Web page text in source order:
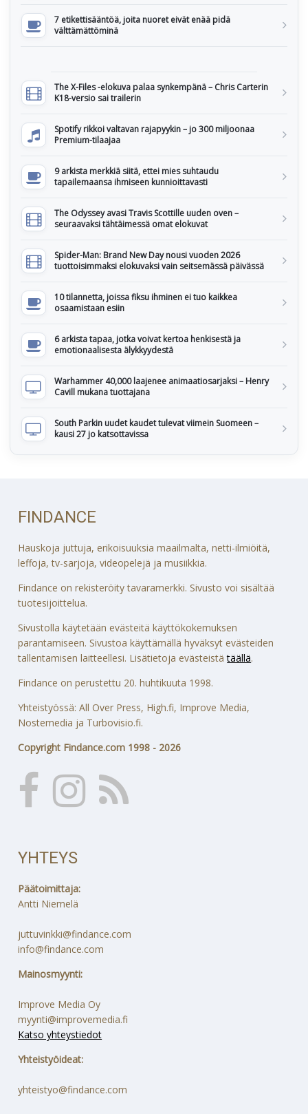
7 etikettisääntöä, joita nuoret eivät enää pidä
välttämättöminä
The X-Files -elokuva palaa synkempänä – Chris Carterin
K18-versio sai trailerin
Spotify rikkoi valtavan rajapyykin – jo 300 miljoonaa
Premium-tilaajaa
9 arkista merkkiä siitä, ettei mies suhtaudu
tapailemaansa ihmiseen kunnioittavasti
The Odyssey avasi Travis Scottille uuden oven –
seuraavaksi tähtäimessä omat elokuvat
Spider-Man: Brand New Day nousi vuoden 2026
tuottoisimmaksi elokuvaksi vain seitsemässä päivässä
10 tilannetta, joissa fiksu ihminen ei tuo kaikkea
osaamistaan esiin
6 arkista tapaa, jotka voivat kertoa henkisestä ja
emotionaalisesta älykkyydestä
Warhammer 40,000 laajenee animaatiosarjaksi – Henry
Cavill mukana tuottajana
South Parkin uudet kaudet tulevat viimein Suomeen –
kausi 27 jo katsottavissa
FINDANCE
Hauskoja juttuja, erikoisuuksia maailmalta, netti-ilmiöitä,
leffoja, tv-sarjoja, videopelejä ja musiikkia.
Findance on rekisteröity tavaramerkki. Sivusto voi sisältää
tuotesijoittelua.
Sivustolla käytetään evästeitä käyttökokemuksen
parantamiseen. Sivustoa käyttämällä hyväksyt evästeiden
tallentamisen laitteellesi. Lisätietoja evästeistätäällä.
Findance on perustettu 20. huhtikuuta 1998.
Yhteistyössä: All Over Press, High.fi, Improve Media,
Nostemedia ja Turbovisio.fi.
Copyright Findance.com 1998 - 2026
YHTEYS
Päätoimittaja:
Antti Niemelä
juttuvinkki@findance.com
info@findance.com
Mainosmyynti:
Improve Media Oy
myynti@improvemedia.fi
Katso yhteystiedot
Yhteistyöideat:
yhteistyo@findance.com